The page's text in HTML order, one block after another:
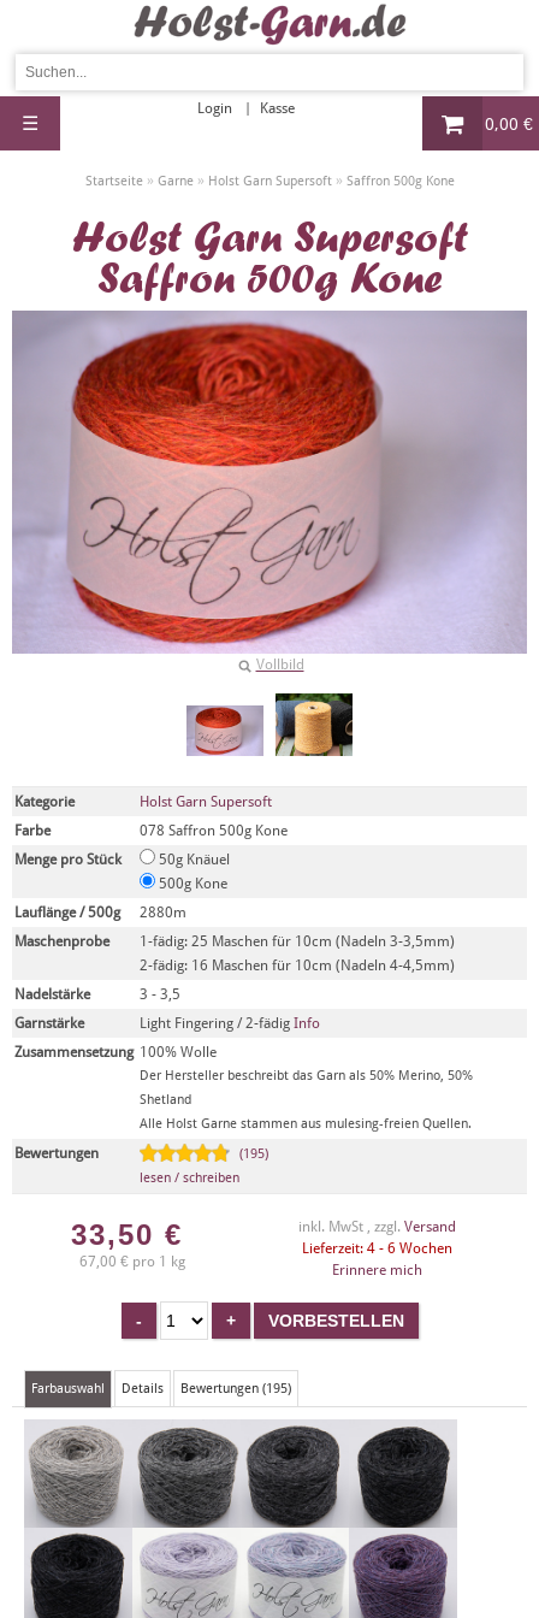
0,00 €
Login Kasse
☰
Startseite» Garne» Holst Garn Supersoft» Saffron 500g Kone
Holst Garn Supersoft
Saffron 500g Kone
Vollbild
Kategorie
Holst Garn Supersoft
Farbe
078 Saffron 500g Kone
Menge pro Stück
50g Knäuel
500g Kone
Lauflänge / 500g
2880m
Maschenprobe
1-fädig: 25 Maschen für 10cm (Nadeln 3-3,5mm)
2-fädig: 16 Maschen für 10cm (Nadeln 4-4,5mm)
Nadelstärke
3 - 3,5
Garnstärke
Light Fingering / 2-fädig Info
Zusammensetzung 100% Wolle
Der Hersteller beschreibt das Garn als 50% Merino, 50%
Shetland
Alle Holst Garne stammen aus mulesing-freien Quellen.
Bewertungen
(195)
lesen / schreiben
33,50 €
67,00 € pro 1 kg
inkl. MwSt , zzgl. Versand
Lieferzeit: 4 - 6 Wochen
Erinnere mich
Farbauswahl Details Bewertungen (195)
X